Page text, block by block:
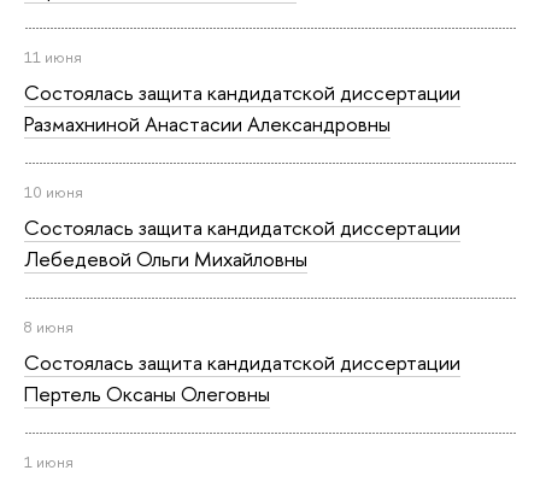
11 июня
Состоялась защита кан­ди­дат­ской диссертации
Размахниной Анастасии Алек­сан­дров­ны
10 июня
Состоялась защита кан­ди­дат­ской диссертации
Лебедевой Ольги Михайловны
8 июня
Состоялась защита кан­ди­дат­ской диссертации
Пертель Оксаны Олеговны
1 июня